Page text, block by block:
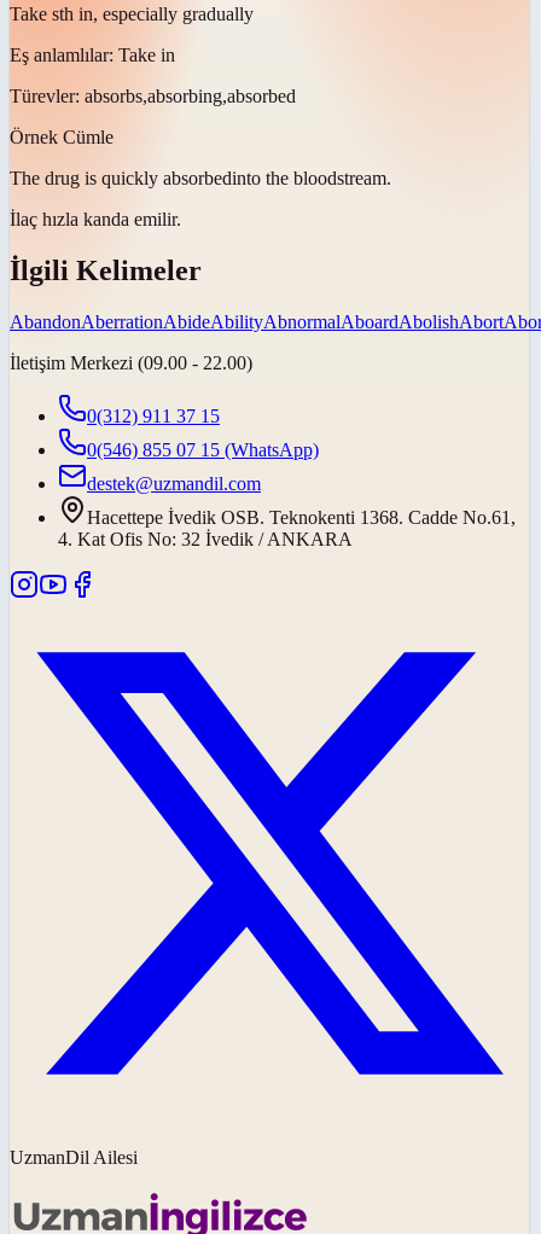
Take sth in, especially gradually
Eş anlamlılar: Take in
Türevler: absorbs,absorbing,absorbed
Örnek Cümle
The drug is quickly absorbedinto the bloodstream.
İlaç hızla kanda emilir.
İlgili Kelimeler
AbandonAberrationAbideAbilityAbnormalAboardAbolishAbort
İletişim Merkezi (09.00 - 22.00)
0(312) 911 37 15
0(546) 855 07 15 (WhatsApp)
destek@uzmandil.com
Hacettepe İvedik OSB. Teknokenti 1368. Cadde No.61,
4. Kat Ofis No: 32 İvedik / ANKARA
UzmanDil Ailesi